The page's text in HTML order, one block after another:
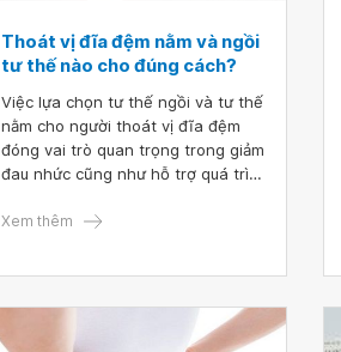
Thoát vị đĩa đệm nằm và ngồi
tư thế nào cho đúng cách?
Việc lựa chọn tư thế ngồi và tư thế
nằm cho người thoát vị đĩa đệm
đóng vai trò quan trọng trong giảm
đau nhức cũng như hỗ trợ quá trình
tư thế làm gia tăng áp lực lên cột
bệnh hiệu quả, giảm đau đớn và
thúc đẩy quá trình hồi phục của cơ
Xem thêm